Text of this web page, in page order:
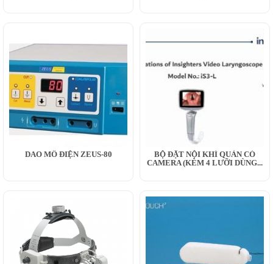
DAO MỔ ĐIỆN ZEUS-80
BỘ ĐẶT NỘI KHÍ QUẢN CÓ
CAMERA (KÈM 4 LƯỠI DÙNG...